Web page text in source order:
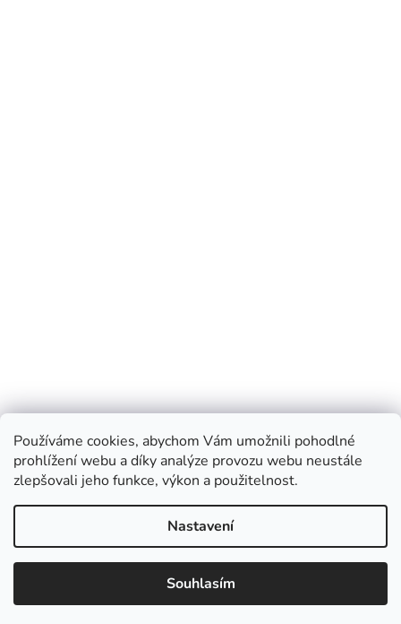
Používáme cookies, abychom Vám umožnili pohodlné
prohlížení webu a díky analýze provozu webu neustále
zlepšovali jeho funkce, výkon a použitelnost.
Nastavení
Souhlasím